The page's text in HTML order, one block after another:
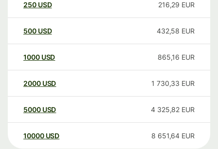
250 USD 216,29 EUR
500 USD 432,58 EUR
1000 USD 865,16 EUR
2000 USD 1 730,33 EUR
5000 USD 4 325,82 EUR
10000 USD 8 651,64 EUR